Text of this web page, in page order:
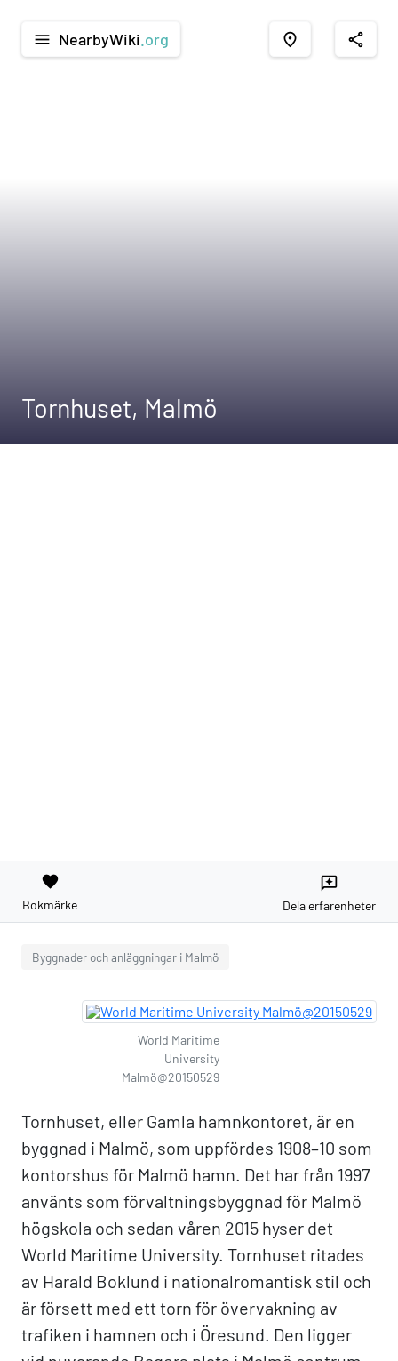
menu NearbyWiki .org place share
Tornhuset, Malmö
favorite
Bokmärke
reviews
Dela erfarenheter
Byggnader och anläggningar i Malmö
World Maritime
University
Malmö@20150529
Tornhuset, eller Gamla hamnkontoret, är en
byggnad i Malmö, som uppfördes 1908–10 som
kontorshus för Malmö hamn. Det har från 1997
använts som förvaltningsbyggnad för Malmö
högskola och sedan våren 2015 hyser det
World Maritime University. Tornhuset ritades
av Harald Boklund i nationalromantisk stil och
är försett med ett torn för övervakning av
trafiken i hamnen och i Öresund. Den ligger